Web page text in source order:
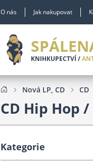
O nás Jak nakupovat
KNIHKUPECTVÍ /
Nová LP, CD CD
CD Hip Hop /
Kategorie